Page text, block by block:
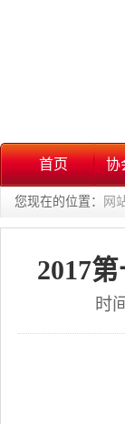
首页 协
您现在的位置： 网
2017
时